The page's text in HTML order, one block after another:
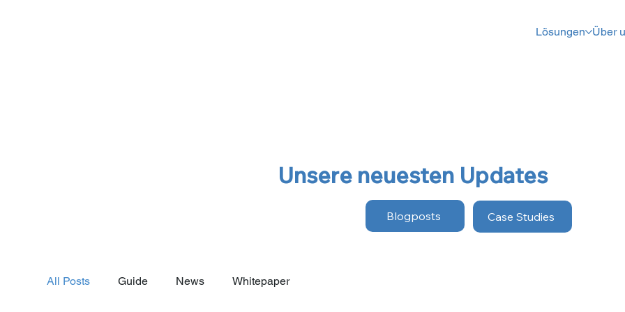
Lösungen Über
Unsere neuesten Updates
Blogposts Case Studies
All Posts Guide News Whitepaper